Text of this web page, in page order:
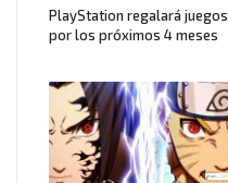
PlayStation regalará juegos
por los próximos 4 meses